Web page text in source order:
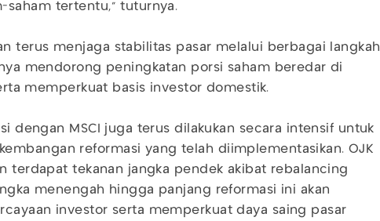
saham tertentu," tuturnya.
terus menjaga stabilitas pasar melalui berbagai langkah
mendorong peningkatan porsi saham beredar di
memperkuat basis investor domestik.
dengan MSCI juga terus dilakukan secara intensif untuk
reformasi yang telah diimplementasikan. OJK
terdapat tekanan jangka pendek akibat rebalancing
menengah hingga panjang reformasi ini akan
investor serta memperkuat daya saing pasar